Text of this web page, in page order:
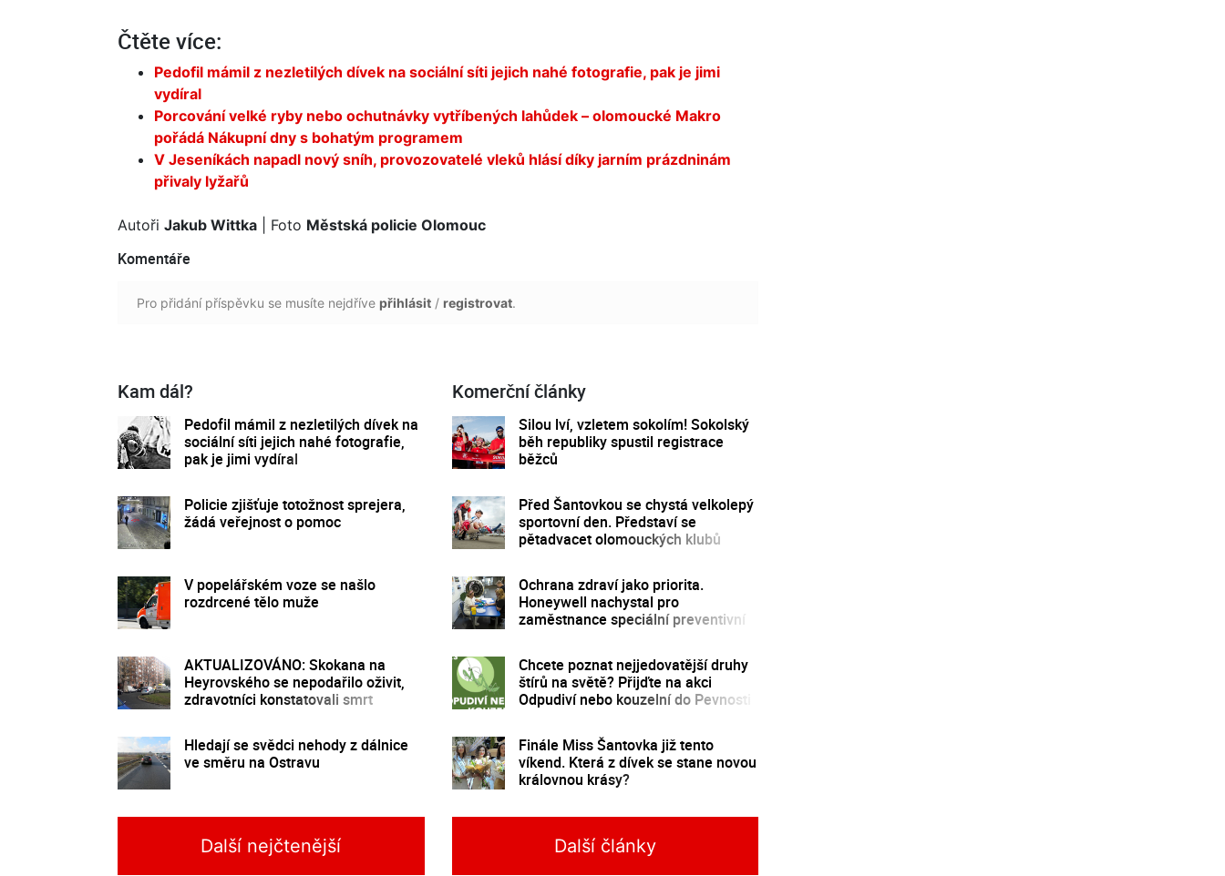
Čtěte více:
Pedofil mámil z nezletilých dívek na sociální síti jejich nahé fotografie, pak je jimi
vydíral
Porcování velké ryby nebo ochutnávky vytříbených lahůdek – olomoucké Makro
pořádá Nákupní dny s bohatým programem
V Jeseníkách napadl nový sníh, provozovatelé vleků hlásí díky jarním prázdninám
přivaly lyžařů
Autoři Jakub Wittka | Foto Městská policie Olomouc
Komentáře
Pro přidání příspěvku se musíte nejdříve přihlásit / registrovat.
Kam dál?
Pedofil mámil z nezletilých dívek na
sociální síti jejich nahé fotografie,
pak je jimi vydíral
Policie zjišťuje totožnost sprejera,
žádá veřejnost o pomoc
V popelářském voze se našlo
rozdrcené tělo muže
AKTUALIZOVÁNO: Skokana na
Heyrovského se nepodařilo oživit,
zdravotníci konstatovali smrt
Hledají se svědci nehody z dálnice
ve směru na Ostravu
Komerční články
Silou lví, vzletem sokolím! Sokolský
běh republiky spustil registrace
běžců
Před Šantovkou se chystá velkolepý
sportovní den. Představí se
pětadvacet olomouckých klubů
Ochrana zdraví jako priorita.
Honeywell nachystal pro
zaměstnance speciální preventivní
Chcete poznat nejjedovatější druhy
štírů na světě? Přijďte na akci
Odpudiví nebo kouzelní do Pevnosti
Finále Miss Šantovka již tento
víkend. Která z dívek se stane novou
královnou krásy?
Další nejčtenější Další články